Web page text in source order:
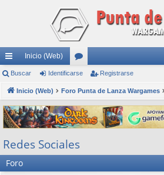
nl
ac
es
rá
pi
do
Inicio (Web)
or
os
Buscar Identificarse Registrarse
Inicio (Web) Foro Punta de Lanza Wargames
Redes Sociales
Foro